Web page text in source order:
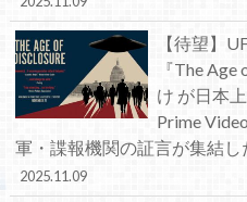
【待望】
『The
け が日本
Prime
軍・諜報機関の証言が集結し
2025.11.09